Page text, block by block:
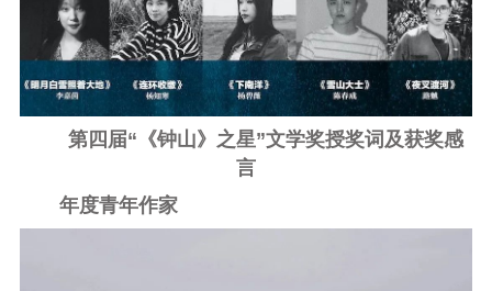
第四届“《钟山》之星”文学奖授奖词及获奖感
言
年度青年作家